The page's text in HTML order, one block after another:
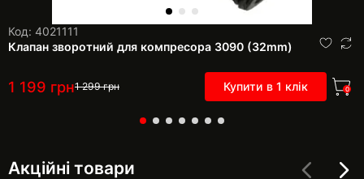
Код: 4021111
Клапан зворотний для компресора 3090 (32mm)
1 199 грн1 299грн Купити в 1 клік 0
Акційні товари